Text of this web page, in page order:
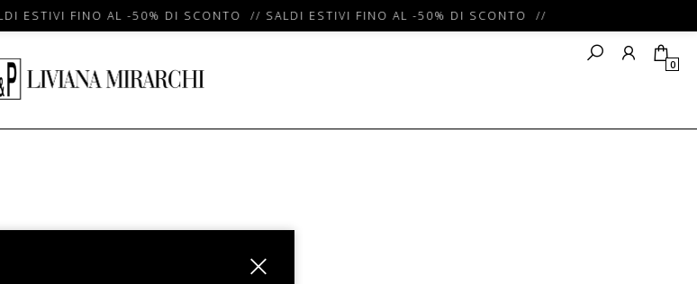
ESTIVI FINO AL -50% DI SCONTO // SALDI ESTIVI FINO AL -50% DI SCONTO //
0